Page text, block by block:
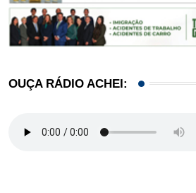
OUÇA RÁDIO ACHEI: